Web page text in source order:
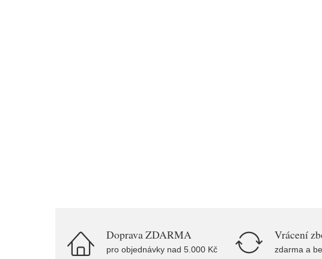
Doprava ZDARMA
pro objednávky nad 5.000 Kč
Vrácení
zdarma a